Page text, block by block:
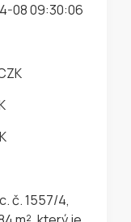
08 09:30:06
č. 1557/4,